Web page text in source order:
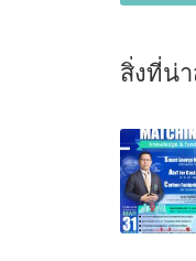
สิ่งที่น่